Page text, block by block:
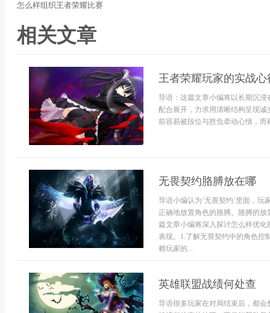
怎么样组织王者荣耀比赛
相关文章
王者荣耀玩家的实战
导语：这篇文章小编将以长期沉
配合展开，力求用清晰结构呈现
前容易被段位与胜负牵动心情，
无畏契约胳膊放在哪
导语小编认为‘无畏契约’里面，
正确地放置角色的胳膊。胳膊的
篇文章小编将深入探讨怎么样优
表现。1.了解无畏契约中的角色控
赖玩家的...
英雄联盟战绩何处查
导语很多玩家在对局结束后，都